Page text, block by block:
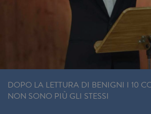
DOPO LA LETTURA DI BENIGNI I 10
NON SONO PIÙ GLI STESSI